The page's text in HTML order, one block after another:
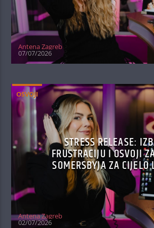
Antena Zagreb
07/07/2026
OSVOJI
STRESS RELEASE:
FRUSTRACIJU I OSVOJI
SOMERSBYJA ZA CIJELO
Antena Zagreb
02/07/2026